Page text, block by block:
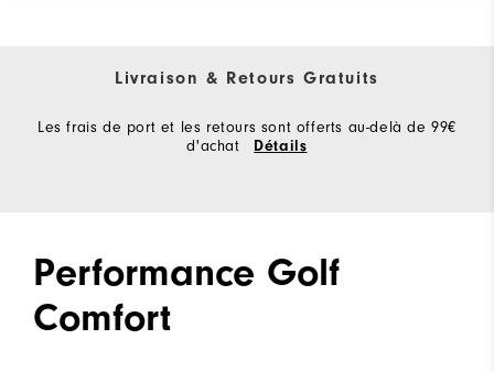
Livraison & Retours Gratuits
Les frais de port et les retours sont offerts au-delà de 99€
d'achat
Détails
Performance Golf
Comfort